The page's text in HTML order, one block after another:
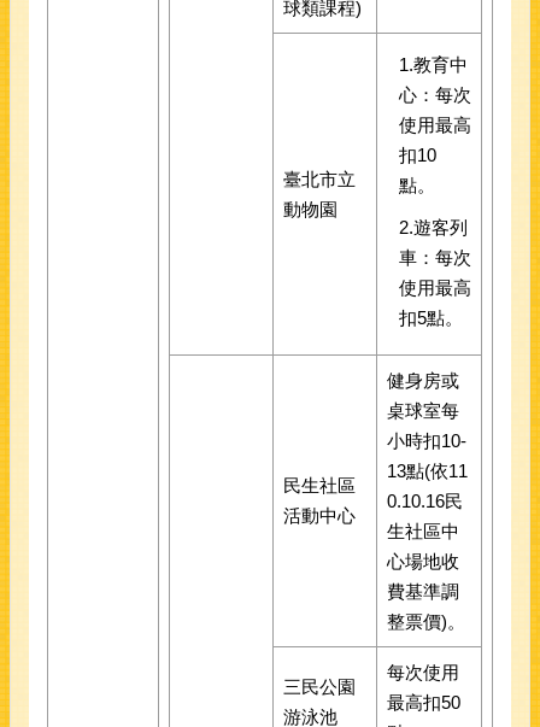
球類課程)
臺北市立
動物園
1.教育中
心：每次
使用最高
扣10
點。
2.遊客列
車：每次
使用最高
扣5點。
民生社區
活動中心
健身房或
桌球室每
小時扣10-
13點(依11
0.10.16民
生社區中
心場地收
費基準調
整票價)。
三民公園
游泳池
每次使用
最高扣50